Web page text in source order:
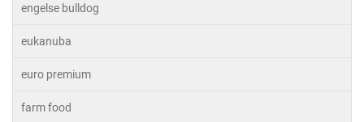
engelse bulldog
eukanuba
euro premium
farm food